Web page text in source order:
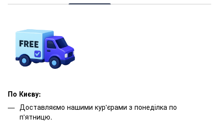
По Києву:
Доставляємо нашими кур'єрами з понеділка по
п'ятницю.